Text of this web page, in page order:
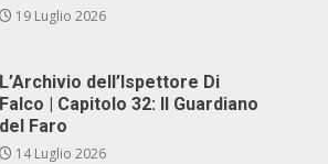
19 Luglio 2026
L’Archivio dell’Ispettore Di
Falco | Capitolo 32: Il Guardiano
del Faro
14 Luglio 2026